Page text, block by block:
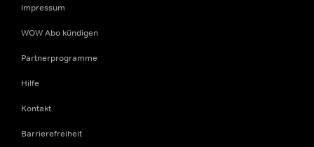
Impressum
WOW Abo kündigen
Partnerprogramme
Hilfe
Kontakt
Barrierefreiheit